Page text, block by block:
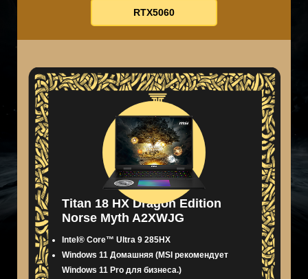
RTX5060
Titan 18 HX Dragon Edition
Norse Myth A2XWJG
Intel® Core™ Ultra 9 285HX
Windows 11 Домашняя (MSI рекомендует
Windows 11 Pro для бизнеса.)